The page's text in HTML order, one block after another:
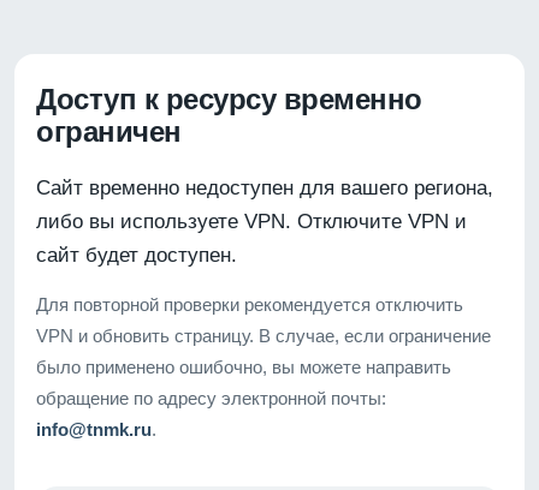
Доступ к ресурсу временно
ограничен
Сайт временно недоступен для вашего региона,
либо вы используете VPN. Отключите VPN и
сайт будет доступен.
Для повторной проверки рекомендуется отключить
VPN и обновить страницу. В случае, если ограничение
было применено ошибочно, вы можете направить
обращение по адресу электронной почты:
info@tnmk.ru.